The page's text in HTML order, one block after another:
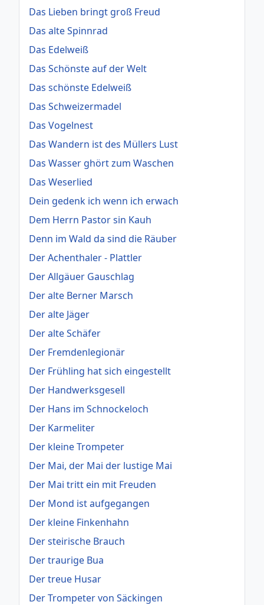
Das Lieben bringt groß Freud
Das alte Spinnrad
Das Edelweiß
Das Schönste auf der Welt
Das schönste Edelweiß
Das Schweizermadel
Das Vogelnest
Das Wandern ist des Müllers Lust
Das Wasser ghört zum Waschen
Das Weserlied
Dein gedenk ich wenn ich erwach
Dem Herrn Pastor sin Kauh
Denn im Wald da sind die Räuber
Der Achenthaler - Plattler
Der Allgäuer Gauschlag
Der alte Berner Marsch
Der alte Jäger
Der alte Schäfer
Der Fremdenlegionär
Der Frühling hat sich eingestellt
Der Handwerksgesell
Der Hans im Schnockeloch
Der Karmeliter
Der kleine Trompeter
Der Mai, der Mai der lustige Mai
Der Mai tritt ein mit Freuden
Der Mond ist aufgegangen
Der kleine Finkenhahn
Der steirische Brauch
Der traurige Bua
Der treue Husar
Der Trompeter von Säckingen